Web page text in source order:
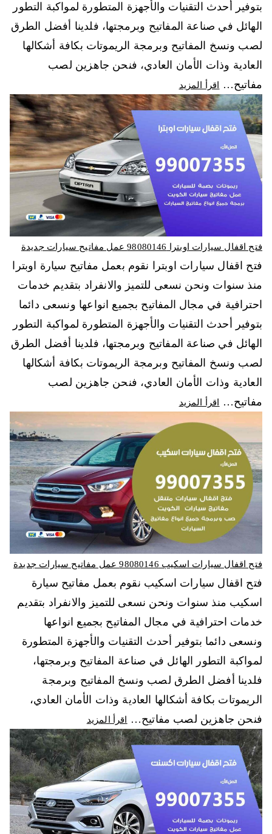
بتوفير أحدث التقنيات والأجهزة المتطورة لمواكبة التطور
الهائل في صناعة المفاتيح وبرمجتها، فلدينا أفضل الطرق
لصب ونسخ المفاتيح وبرمجة الريموتات بكافة أشكالها
العادية وذات الأمان العادي، فنحن جاهزين لصب
مفاتيح…
اقرأ المزيد
فتح اقفال سيارات اوبترا 98080146‬ عمل مفاتيح سيارات جديدة
فتح اقفال سيارات اوبترا نقوم بعمل مفاتيح سيارة اوبترا
منذ سنوات ونحن نسعى للتميز والانفراد بتقديم خدمات
احترافية في مجال المفاتيح بجميع انواعها ونسعى دائما
بتوفير أحدث التقنيات والأجهزة المتطورة لمواكبة التطور
الهائل في صناعة المفاتيح وبرمجتها، فلدينا أفضل الطرق
لصب ونسخ المفاتيح وبرمجة الريموتات بكافة أشكالها
العادية وذات الأمان العادي، فنحن جاهزين لصب
مفاتيح…
اقرأ المزيد
فتح اقفال سيارات اسكيب 98080146‬ عمل مفاتيح سيارات جديدة
فتح اقفال سيارات اسكيب نقوم بعمل مفاتيح سيارة
اسكيب منذ سنوات ونحن نسعى للتميز والانفراد بتقديم
خدمات احترافية في مجال المفاتيح بجميع انواعها
ونسعى دائما بتوفير أحدث التقنيات والأجهزة المتطورة
لمواكبة التطور الهائل في صناعة المفاتيح وبرمجتها،
فلدينا أفضل الطرق لصب ونسخ المفاتيح وبرمجة
الريموتات بكافة أشكالها العادية وذات الأمان العادي،
فنحن جاهزين لصب مفاتيح…
اقرأ المزيد